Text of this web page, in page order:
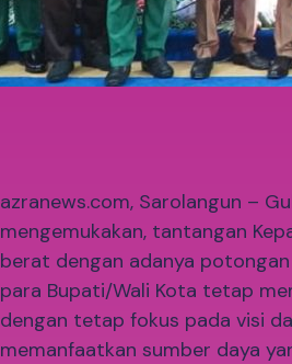
azranews.com, Sarolangun –
mengemukakan, tantangan
berat dengan adanya
para Bupati/Wali Kota tetap
dengan tetap fokus pada visi
memanfaatkan sumber daya